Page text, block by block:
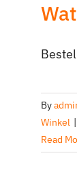
By
Winkel |
Read